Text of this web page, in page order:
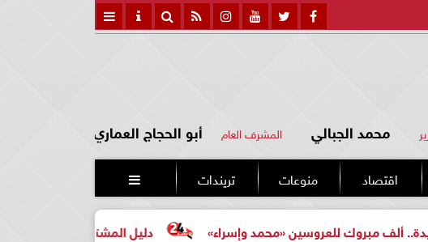
محمد الجبالي المشرف العام أبو الحجاج العماري
اقتصاد منوعات تريندات 
دليل المشتري لأول مرة لاختيار مشروع للعروسين «محمد وإسراء»